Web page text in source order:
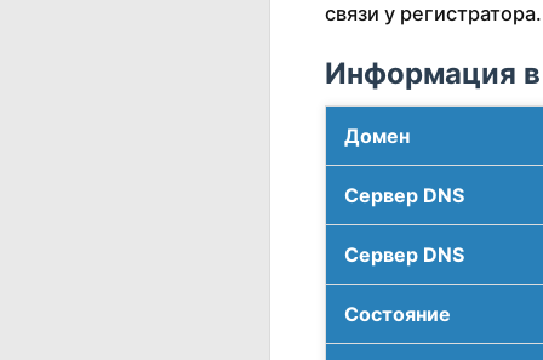
связи у регистратора.
Информация в
Домен
Сервер DNS
Сервер DNS
Соcтояние